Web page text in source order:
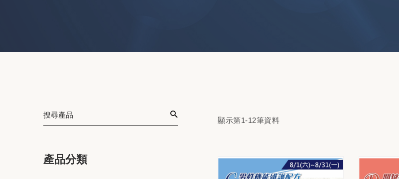
產品分類
顯示第1-12筆資料